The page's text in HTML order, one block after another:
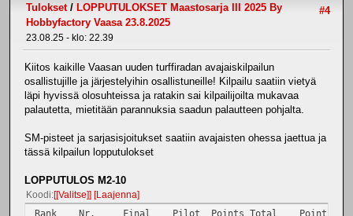
#4
Tulokset/ LOPPUTULOKSET Maastosarja III 2025 By
Hobbyfactory Vaasa 23.8.2025
23.08.25 - klo: 22.39
Kiitos kaikille Vaasan uuden turffiradan avajaiskilpailun
osallistujille ja järjestelyihin osallistuneille! Kilpailu saatiin vietyä
läpi hyvissä olosuhteissa ja ratakin sai kilpailijoilta mukavaa
palautetta, mietitään parannuksia saadun palautteen pohjalta.
SM-pisteet ja sarjasisjoitukset saatiin avajaisten ohessa jaettua ja
tässä kilpailun lopputulokset
LOPPUTULOS M2-10
Koodi [Valitse] Laajenna
Rank Nr. Final Pilot Points Total
Points